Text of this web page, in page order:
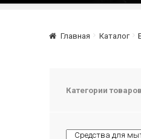
Главная Каталог
Категории товаров